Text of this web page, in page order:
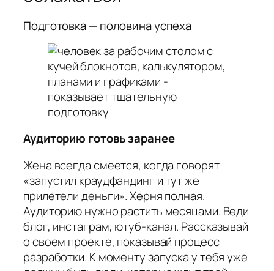
Подготовка — половина успеха
Аудиторию готовь заранее
Жена всегда смеется, когда говорят
«запустил краудфандинг и тут же
прилетели деньги». Херня полная.
Аудиторию нужно растить месяцами. Веди
блог, инстаграм, ютуб-канал. Рассказывай
о своем проекте, показывай процесс
разработки. К моменту запуска у тебя уже